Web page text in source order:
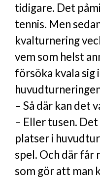
tidigare. Det
tennis. Men
kvalturnering
vem som helst
försöka kvala sig
– Så där kan det
– Eller tusen.
platser i
spel. Och där får
som gör att man